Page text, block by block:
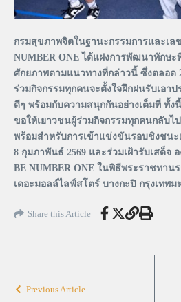
กรมสุขภาพจิตในฐานะกรรมการและเล
NUMBER ONE ได้แฝงการพัฒนาทักษะ
ศักยภาพตามแนวทางที่กล่าวนี้ ซึ่งตลอด
ร่วมกิจกรรมทุกคนจะตั้งใจฝึกฝนรับเอา
ดีๆ พร้อมกับความสนุกกันอย่างเต็มที่ ทั้ง
ขอให้เยาวชนผู้ร่วมกิจกรรมทุกคนกลับไป
พร้อมสำหรับการเข้าแข่งขันรอบชิงชนะ
8 กุมภาพันธ์ 2569 และร่วมเฝ้ารับเสด็จ
BE NUMBER ONE ในพิธีพระราชทาน
เดอะมอลล์ไลฟ์สโตร์ บางกะปิ กรุงเทพม
Share this Article
Previous Article